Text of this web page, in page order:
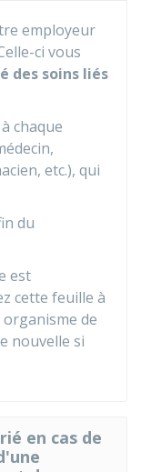
employeur
ci vous
des soins liés
chaque
etc.), qui
du
est
cette feuille à
de
nouvelle si
en cas de